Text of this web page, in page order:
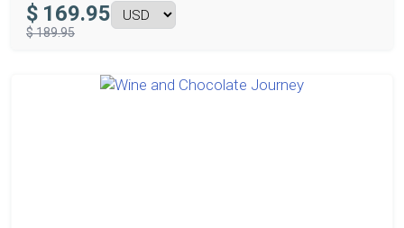
$ 169.95
$ 189.95